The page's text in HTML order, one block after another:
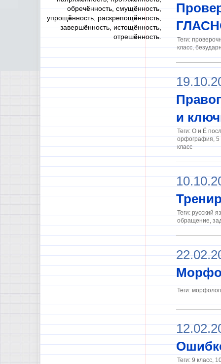
обречённость, смущённость,
упрощённость, раскрепощённость,
завершённость, истощённость,
отрешённость.
Теги:
класс,
и
Теги: О и Ё
орфография, 5
класс
Теги: русский
обращение,
Теги:
Теги: 9 класс,